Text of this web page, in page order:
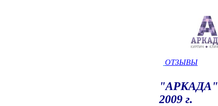
ОТЗЫВЫ
2009 г.